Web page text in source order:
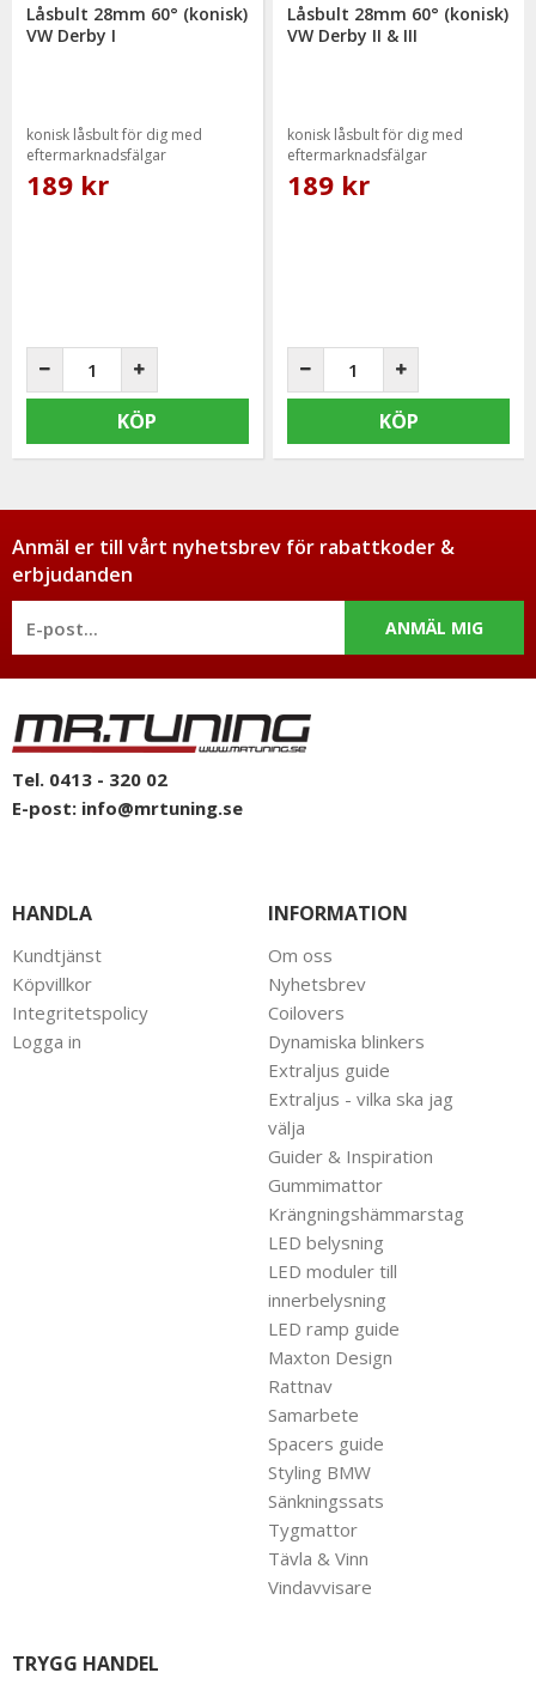
Låsbult 28mm 60° (konisk)
VW Derby I
konisk låsbult för dig med
eftermarknadsfälgar
189 kr
KÖP
Låsbult 28mm 60° (konisk)
VW Derby II & III
konisk låsbult för dig med
eftermarknadsfälgar
189 kr
KÖP
Anmäl er till vårt nyhetsbrev för rabattkoder &
erbjudanden
ANMÄL MIG
Tel. 0413 - 320 02
E-post: info@mrtuning.se
HANDLA
Kundtjänst
Köpvillkor
Integritetspolicy
Logga in
INFORMATION
Om oss
Nyhetsbrev
Coilovers
Dynamiska blinkers
Extraljus guide
Extraljus - vilka ska jag
välja
Guider & Inspiration
Gummimattor
Krängningshämmarstag
LED belysning
LED moduler till
innerbelysning
LED ramp guide
Maxton Design
Rattnav
Samarbete
Spacers guide
Styling BMW
Sänkningssats
Tygmattor
Tävla & Vinn
Vindavvisare
TRYGG HANDEL